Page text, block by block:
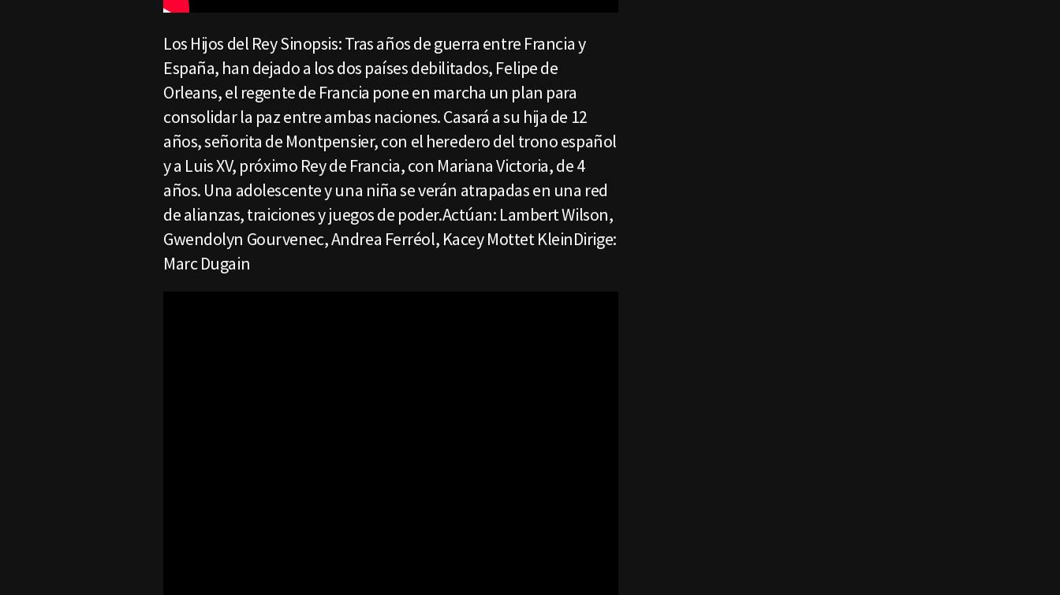
Los Hijos del Rey Sinopsis: Tras años de guerra entre Francia y
España, han dejado a los dos países debilitados, Felipe de
Orleans, el regente de Francia pone en marcha un plan para
consolidar la paz entre ambas naciones. Casará a su hija de 12
años, señorita de Montpensier, con el heredero del trono español
y a Luis XV, próximo Rey de Francia, con Mariana Victoria, de 4
años. Una adolescente y una niña se verán atrapadas en una red
de alianzas, traiciones y juegos de poder.Actúan: Lambert Wilson,
Gwendolyn Gourvenec, Andrea Ferréol, Kacey Mottet KleinDirige:
Marc Dugain